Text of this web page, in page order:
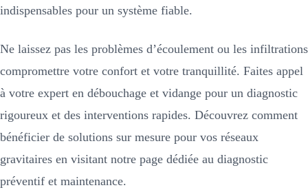
indispensables pour un système fiable.
Ne laissez pas les problèmes d’écoulement ou les infiltrations
compromettre votre confort et votre tranquillité. Faites appel
à votre expert en débouchage et vidange pour un diagnostic
rigoureux et des interventions rapides. Découvrez comment
bénéficier de solutions sur mesure pour vos réseaux
gravitaires en visitant notre page dédiée au diagnostic
préventif et maintenance.